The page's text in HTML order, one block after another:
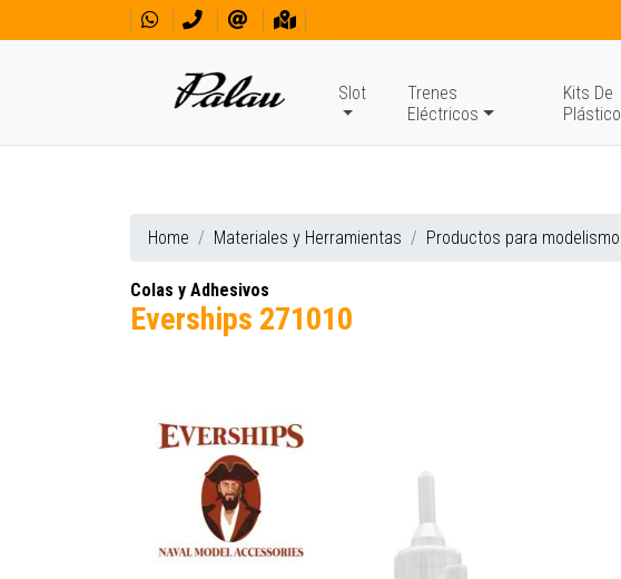
Slot
Trenes
Eléctricos
Kits De
Plástico
Home Materiales y Herramientas Productos para modelismo
Colas y Adhesivos
Everships 271010